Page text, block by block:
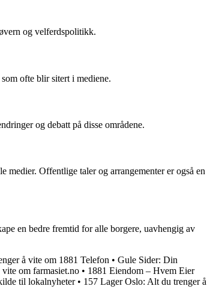
og velferdspolitikk.
ofte blir sitert i mediene.
og debatt på disse områdene.
medier. Offentlige taler og arrangementer er også en
en bedre fremtid for alle borgere, uavhengig av
å vite om 1881 Telefon • Gule Sider: Din
om farmasiet.no • 1881 Eiendom – Hvem Eier
til lokalnyheter• 157 Lager Oslo: Alt du trenger å